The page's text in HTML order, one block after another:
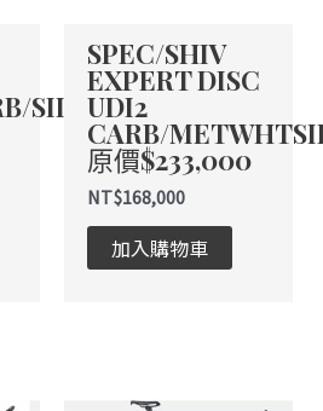
SILHLG
SPEC/SHIV
EXPERT DISC
UDI2
CARB/
原價$233,000
NT$168,000
加入購物車